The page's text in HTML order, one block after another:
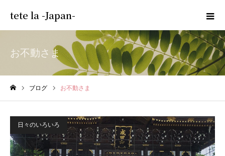
tete la -Japan-
お不動さま
ブログ お不動さま
日々のいろいろ